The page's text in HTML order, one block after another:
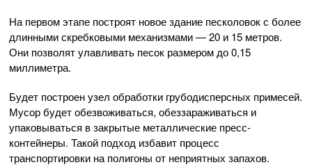
На первом этапе построят новое здание песколовок с более
длинными скребковыми механизмами — 20 и 15 метров.
Они позволят улавливать песок размером до 0,15
миллиметра.
Будет построен узел обработки грубодисперсных примесей.
Мусор будет обезвоживаться, обеззараживаться и
упаковываться в закрытые металлические пресс-
контейнеры. Такой подход избавит процесс
транспортировки на полигоны от неприятных запахов.